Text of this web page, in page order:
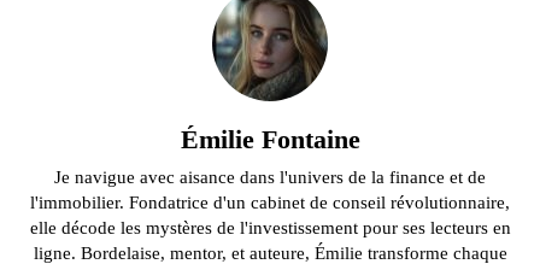
Émilie Fontaine
Je navigue avec aisance dans l'univers de la finance et de
l'immobilier. Fondatrice d'un cabinet de conseil révolutionnaire,
elle décode les mystères de l'investissement pour ses lecteurs en
ligne. Bordelaise, mentor, et auteure, Émilie transforme chaque